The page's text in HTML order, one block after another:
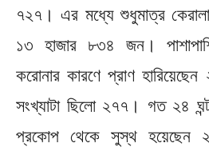
৭২৭। এর মধ্যে শুধুমাত্র
১৩ হাজার ৮৩৪ জন।
করোনার কারণে প্রাণ
সংখ্যাটা ছিলো ২৭৭। গত ২৪
প্রকোপ থেকে সুস্থ হয়েছেন